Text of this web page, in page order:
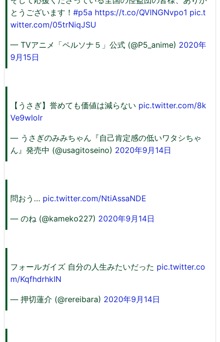
とうございます！ #p5a https://t.co/QVlNGNvpo1 pic.t
witter.com/05trNiqJSU
— TVアニメ「ペルソナ５」公式 (@P5_anime) 2020年
9月15日
【うさぎ】誉めても価値は減らない pic.twitter.com/8k
Ve9wIolr
— うさぎのみみちゃん『自己肯定感の低いワタシちゃ
ん』発売中 (@usagitoseino) 2020年9月14日
問おう… pic.twitter.com/NtiAssaNDE
— のね (@kameko227) 2020年9月14日
フォールガイズ 自分の人生みたいだった pic.twitter.co
m/KqfhdrhkIN
— 押切蓮介 (@rereibara) 2020年9月14日